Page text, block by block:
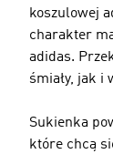
koszulowej
charakter
adidas.
śmiały, jak i
Sukienka
które chcą